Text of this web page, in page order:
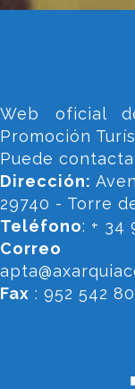
Web oficial
Promoción
Puede
Dirección:
29740 - Torre
Teléfono: + 34
Fax : 952 542